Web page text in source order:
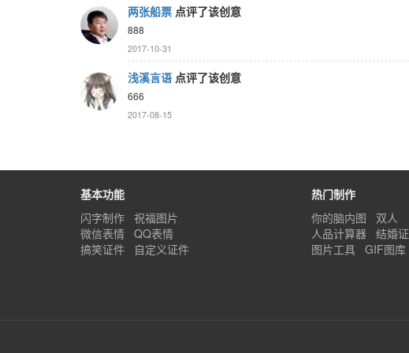
两张船票 点评了该创意
888
2017-10-31
浅溪言语 点评了该创意
666
2017-08-15
基本功能
闪字制作
祝福图片
微信表情
QQ表情
搞笑证件
自定义证件
热门制作
你的脑内图
双人
人品计算器
结婚证
图片工具
GIF图库